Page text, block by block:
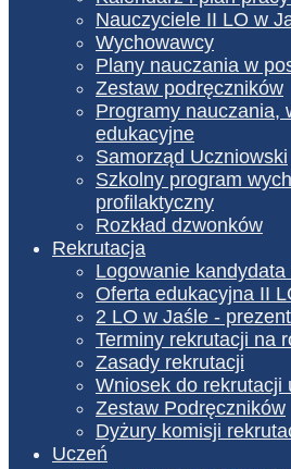
Nauczyciele II LO w
Wychowawcy
Plany nauczania w
Zestaw podręczników
Programy nauczania,
edukacyjne
Samorząd Uczniowski
Szkolny program
profilaktyczny
Rozkład dzwonków
Rekrutacja
Logowanie
Oferta edukacyjna II
2 LO w Jaśle -
Terminy rekrutacji na
Zasady rekrutacji
Wniosek do rekrutacji
Zestaw Podręczników
Dyżury komisji
Uczeń